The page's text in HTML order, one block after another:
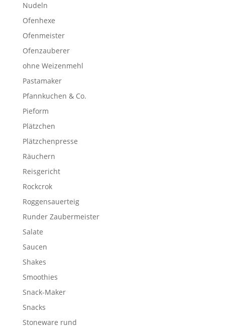
Nudeln
Ofenhexe
Ofenmeister
Ofenzauberer
ohne Weizenmehl
Pastamaker
Pfannkuchen & Co.
Pieform
Plätzchen
Plätzchenpresse
Räuchern
Reisgericht
Rockcrok
Roggensauerteig
Runder Zaubermeister
Salate
Saucen
Shakes
Smoothies
Snack-Maker
Snacks
Stoneware rund